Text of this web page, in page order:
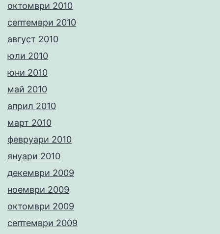
октомври 2010
септември 2010
август 2010
юли 2010
юни 2010
май 2010
април 2010
март 2010
февруари 2010
януари 2010
декември 2009
ноември 2009
октомври 2009
септември 2009